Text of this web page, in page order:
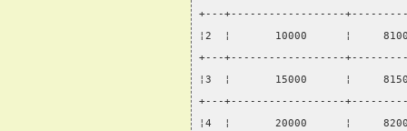
+---+------------------
¦2  ¦       10000      ¦
+---+------------------
¦3  ¦       15000      ¦
+---+------------------
¦4  ¦       20000      ¦